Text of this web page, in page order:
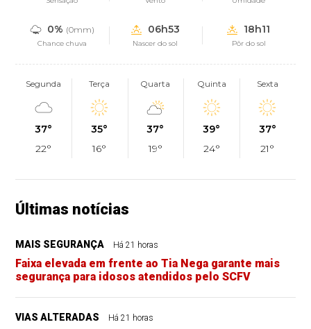
0% (0mm)
Chance chuva
06h53
Nascer do sol
18h11
Pôr do sol
Segunda
37°
22°
Terça
35°
16°
Quarta
37°
19°
Quinta
39°
24°
Sexta
37°
21°
Últimas notícias
MAIS SEGURANÇA Há 21 horas
Faixa elevada em frente ao Tia Nega garante mais
segurança para idosos atendidos pelo SCFV
VIAS ALTERADAS Há 21 horas